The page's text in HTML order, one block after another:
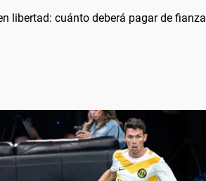
libertad: cuánto deberá pagar de fianza